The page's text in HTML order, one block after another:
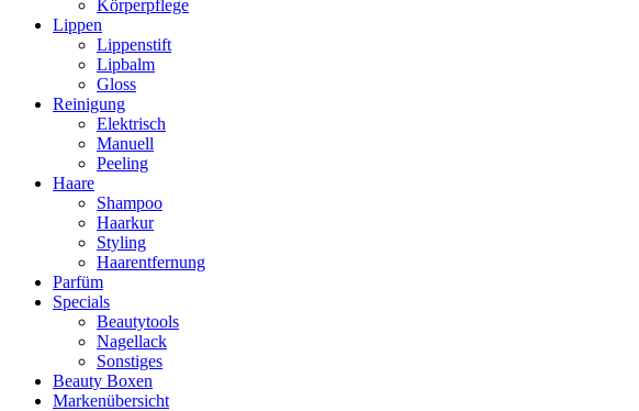
Körperpflege
Lippen
Lippenstift
Lipbalm
Gloss
Reinigung
Elektrisch
Manuell
Peeling
Haare
Shampoo
Haarkur
Styling
Haarentfernung
Parfüm
Specials
Beautytools
Nagellack
Sonstiges
Beauty Boxen
Markenübersicht